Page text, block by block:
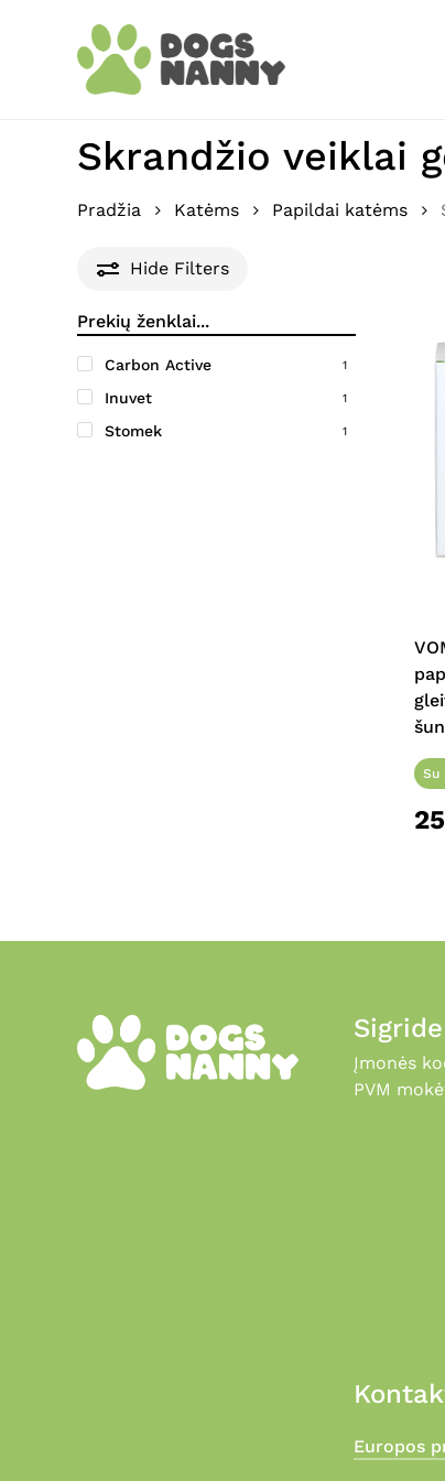
Skrandžio veiklai
Pradžia Katėms Papildai katėms
Hide Filters
Carbon Active 1
Inuvet 1
Stomek 1
Su
Įmonės
PVM
Europos